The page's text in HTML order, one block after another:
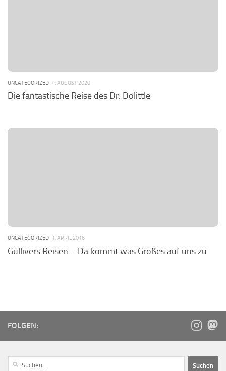
UNCATEGORIZED 4. AUGUST 2020
Die fantastische Reise des Dr. Dolittle
UNCATEGORIZED 1. APRIL 2016
Gullivers Reisen – Da kommt was Großes auf uns zu
FOLGEN: